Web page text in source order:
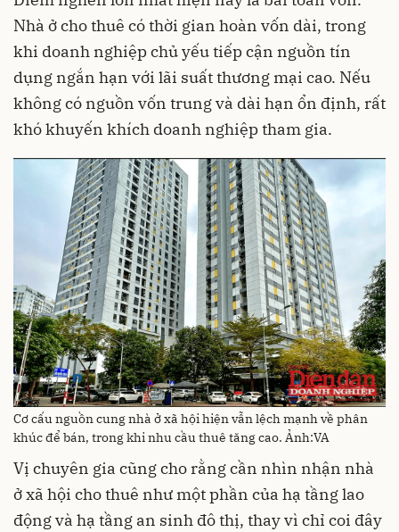
Nhà ở cho thuê có thời gian hoàn vốn dài, trong
khi doanh nghiệp chủ yếu tiếp cận nguồn tín
dụng ngắn hạn với lãi suất thương mại cao. Nếu
không có nguồn vốn trung và dài hạn ổn định, rất
khó khuyến khích doanh nghiệp tham gia.
Cơ cấu nguồn cung nhà ở xã hội hiện vẫn lệch mạnh về phân
khúc để bán, trong khi nhu cầu thuê tăng cao. Ảnh:VA
Vị chuyên gia cũng cho rằng cần nhìn nhận nhà
ở xã hội cho thuê như một phần của hạ tầng lao
động và hạ tầng an sinh đô thị, thay vì chỉ coi đây